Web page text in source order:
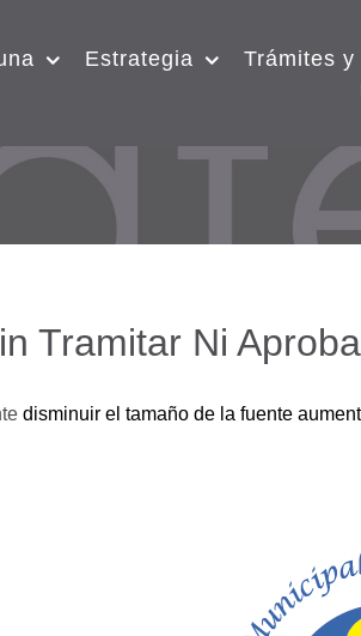
Estrategia
Trámites
Tramitar Ni
disminuir el tamaño de la fuente